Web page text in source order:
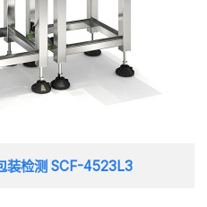
装检测 SCF-4523L3